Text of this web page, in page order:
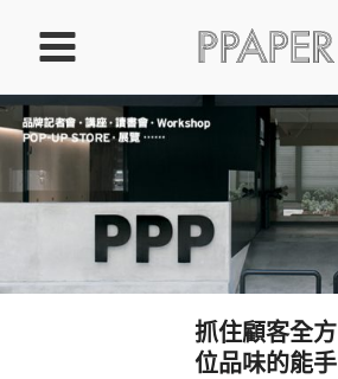
要
內
抓住顧客全方
位品味的能手